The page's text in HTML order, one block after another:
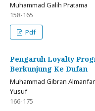
Muhammad Galih Pratama
158-165
Pdf
Pengaruh Loyalty
Berkunjung Ke Dufan
Muhammad Gibran
Yusuf
166-175